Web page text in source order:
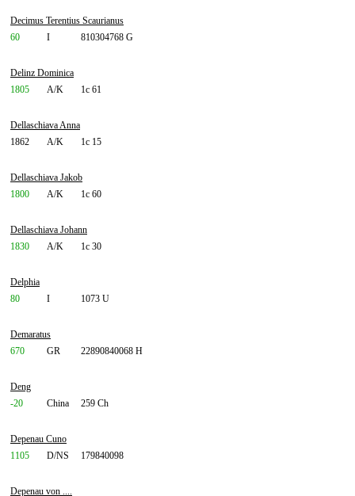
Decimus Terentius Scaurianus
60
I 810304768 G
Delinz Dominica
1805
A/K 1c 61
Dellaschiava Anna
1862
A/K 1c 15
Dellaschiava Jakob
1800
A/K 1c 60
Dellaschiava Johann
1830
A/K 1c 30
Delphia
80
I 1073 U
Demaratus
670
GR 22890840068 H
Deng
-20
China 259 Ch
Depenau Cuno
1105
D/NS 179840098
Depenau von ....